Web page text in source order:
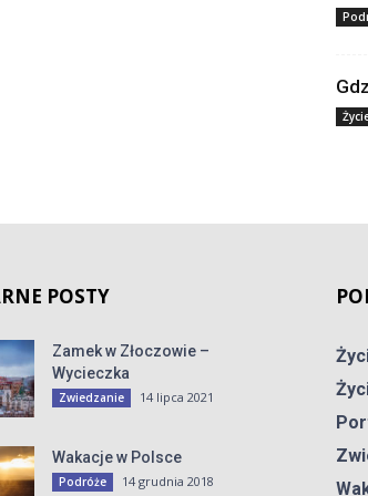
POSTY
Zamek w Złoczowie –
Wycieczka
Zwiedzanie 14 lipca 2021
Wakacje w Polsce
Podróże 14 grudnia 2018